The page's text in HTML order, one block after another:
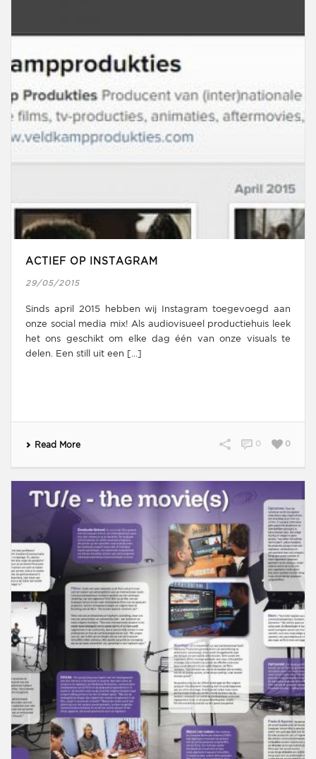
ACTIEF OP INSTAGRAM
29/05/2015
Sinds april 2015 hebben wij Instagram toegevoegd aan
onze social media mix! Als audiovisueel productiehuis leek
het ons geschikt om elke dag één van onze visuals te
delen. Een still uit een [...]
Read More 0
0